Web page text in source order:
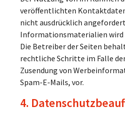
veröffentlichten
nicht ausdrücklich
Informationsmaterialien wird
Die Betreiber der Seiten
rechtliche Schritte im Falle
Zusendung von
Spam-E-Mails, vor.
4.